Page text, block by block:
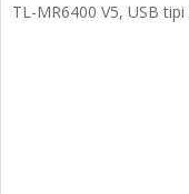
TL-MR6400 V5, USB tipi